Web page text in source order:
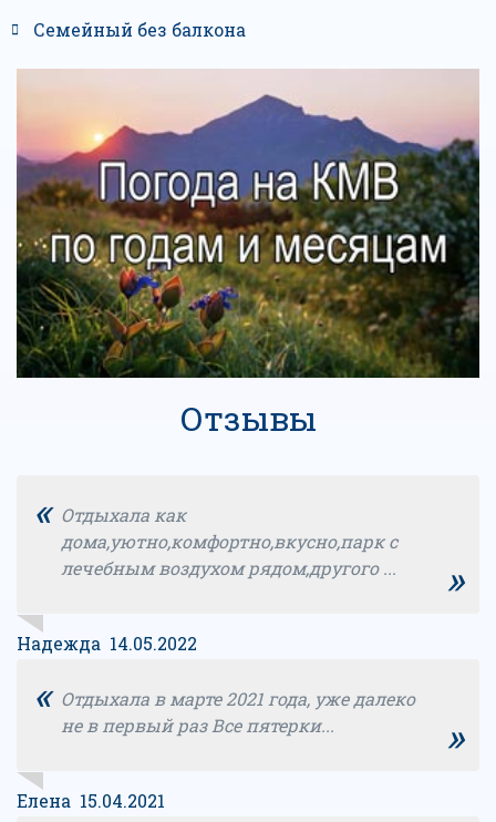
Семейный без балкона
Отзывы
« Отдыхала как
дома,уютно,комфортно,вкусно,парк с
лечебным воздухом рядом,другого ...
»
Надежда 14.05.2022
« Отдыхала в марте 2021 года, уже далеко
не в первый раз Все пятерки...
»
Елена 15.04.2021